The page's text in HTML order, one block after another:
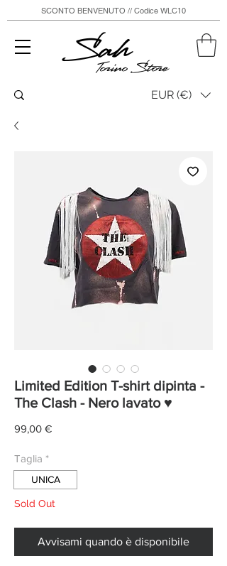
Sah
Torino Store
SCONTO BENVENUTO // Codice WLC10
EUR (€)
Limited Edition T-shirt dipinta -
The Clash - Nero lavato ♥
99,00 €Prezzo
Taglia *
UNICA
Sold Out
Avvisami quando è disponibile